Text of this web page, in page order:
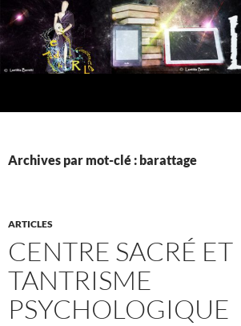
Aller
au
contenu
Archives par mot-clé : barattage
ARTICLES
CENTRE SACRÉ ET
TANTRISME
PSYCHOLOGIQUE